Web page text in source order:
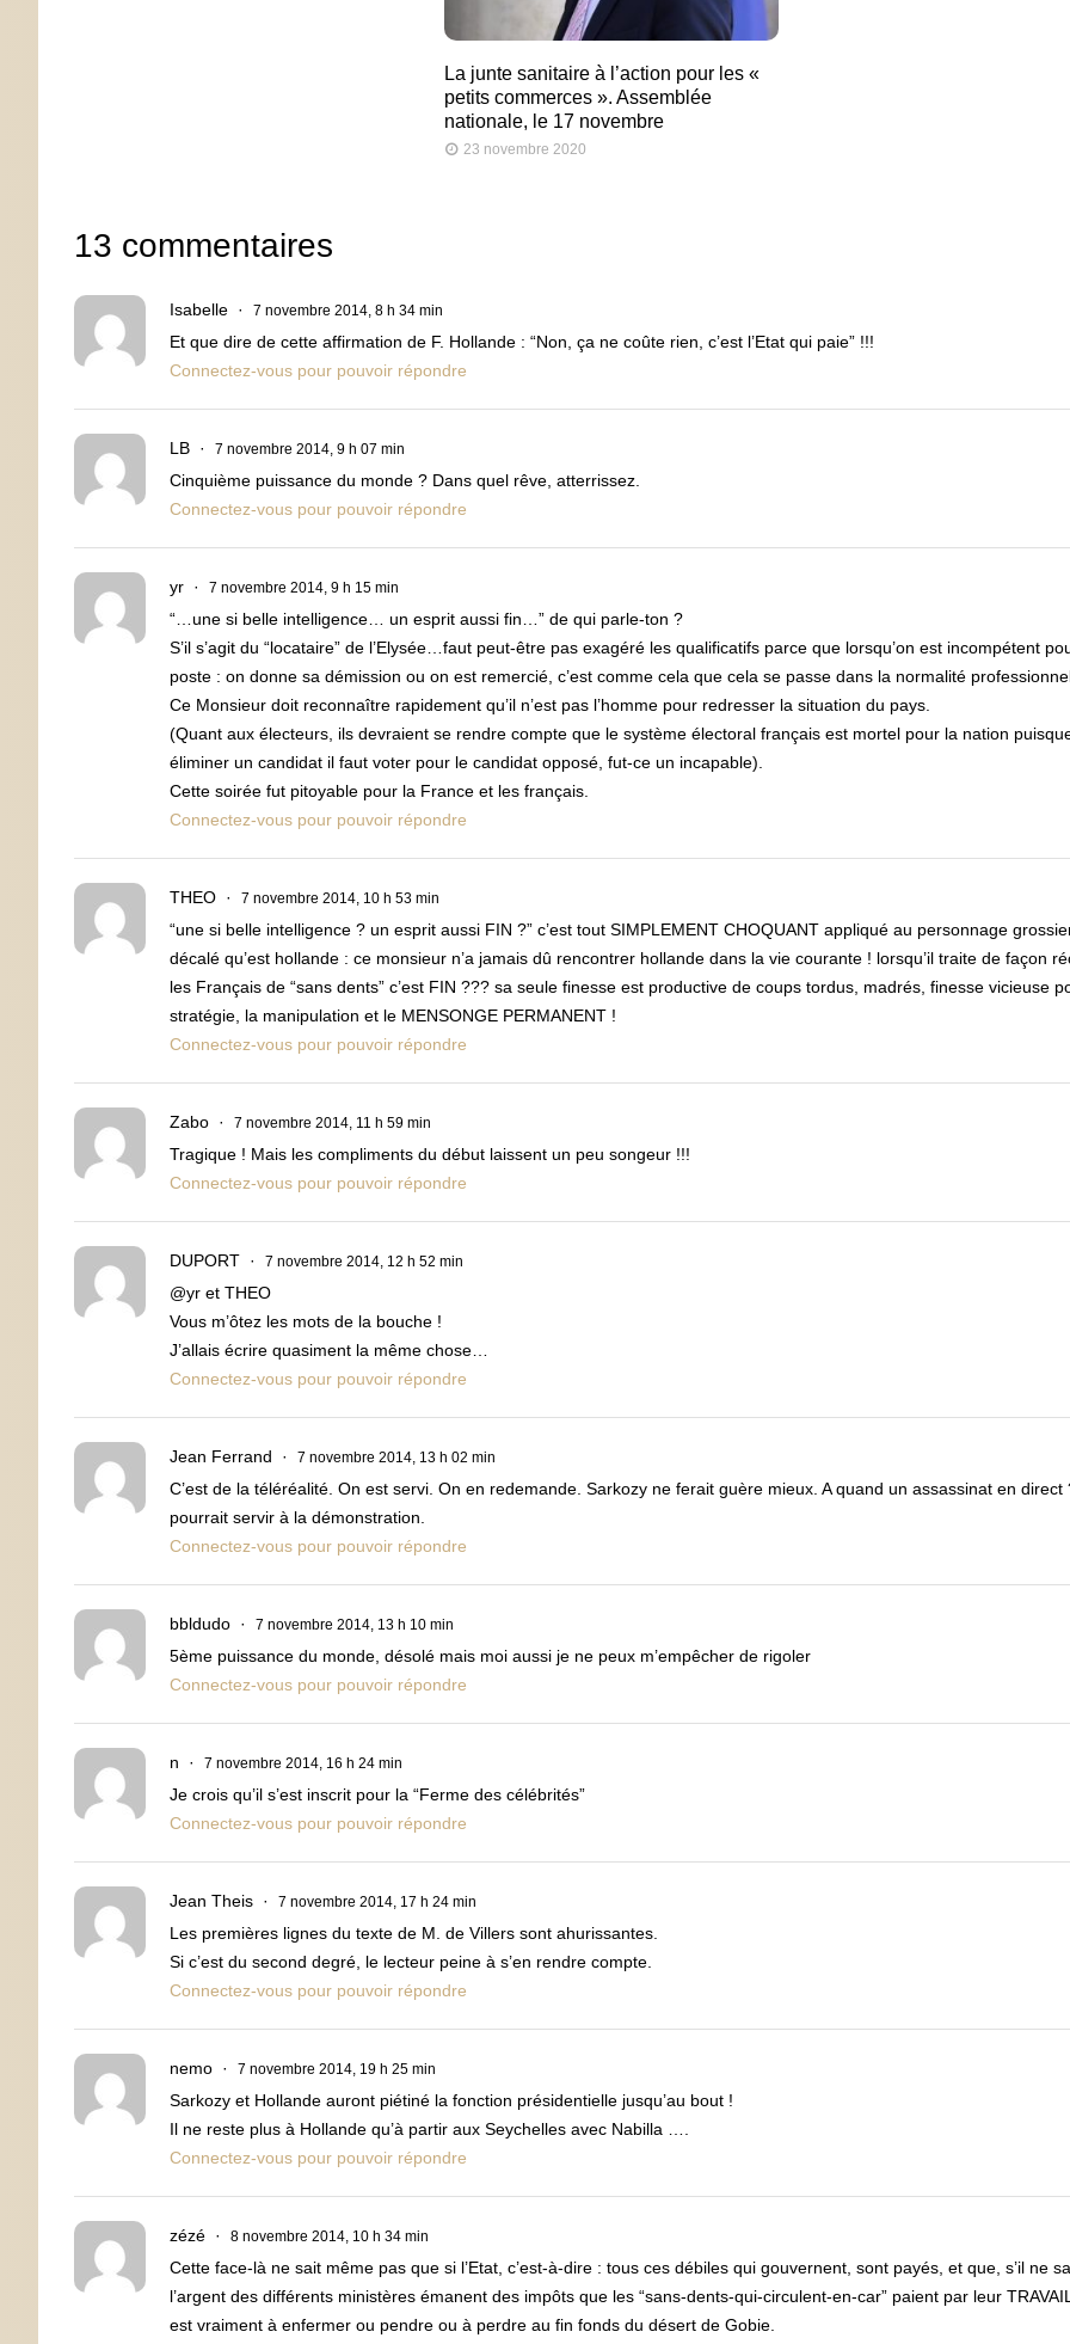
La junte sanitaire à l’action pour les «
petits commerces ». Assemblée
nationale, le 17 novembre
23 novembre 2020
13 commentaires
Isabelle 7 novembre 2014, 8 h 34 min
Et que dire de cette affirmation de F. Hollande : “Non, ça ne coûte rien, c’est l’Etat qui paie” !!!
Connectez-vous pour pouvoir répondre
LB 7 novembre 2014, 9 h 07 min
Cinquième puissance du monde ? Dans quel rêve, atterrissez.
Connectez-vous pour pouvoir répondre
yr 7 novembre 2014, 9 h 15 min
“…une si belle intelligence… un esprit aussi fin…” de qui parle-ton ?
S’il s’agit du “locataire” de l’Elysée…faut peut-être pas exagéré les qualificatifs parce que lorsqu’on est incompétent
poste : on donne sa démission ou on est remercié, c’est comme cela que cela se passe dans la normalité
Ce Monsieur doit reconnaître rapidement qu’il n’est pas l’homme pour redresser la situation du pays.
(Quant aux électeurs, ils devraient se rendre compte que le système électoral français est mortel pour la nation
éliminer un candidat il faut voter pour le candidat opposé, fut-ce un incapable).
Cette soirée fut pitoyable pour la France et les français.
Connectez-vous pour pouvoir répondre
THEO 7 novembre 2014, 10 h 53 min
“une si belle intelligence ? un esprit aussi FIN ?” c’est tout SIMPLEMENT CHOQUANT appliqué au personnage
décalé qu’est hollande : ce monsieur n’a jamais dû rencontrer hollande dans la vie courante ! lorsqu’il traite de façon
les Français de “sans dents” c’est FIN ??? sa seule finesse est productive de coups tordus, madrés, finesse vicieuse
stratégie, la manipulation et le MENSONGE PERMANENT !
Connectez-vous pour pouvoir répondre
Zabo 7 novembre 2014, 11 h 59 min
Tragique ! Mais les compliments du début laissent un peu songeur !!!
Connectez-vous pour pouvoir répondre
DUPORT 7 novembre 2014, 12 h 52 min
@yr et THEO
Vous m’ôtez les mots de la bouche !
J’allais écrire quasiment la même chose…
Connectez-vous pour pouvoir répondre
Jean Ferrand 7 novembre 2014, 13 h 02 min
C’est de la téléréalité. On est servi. On en redemande. Sarkozy ne ferait guère mieux. A quand un assassinat en direct
pourrait servir à la démonstration.
Connectez-vous pour pouvoir répondre
bbldudo 7 novembre 2014, 13 h 10 min
5ème puissance du monde, désolé mais moi aussi je ne peux m’empêcher de rigoler
Connectez-vous pour pouvoir répondre
n 7 novembre 2014, 16 h 24 min
Je crois qu’il s’est inscrit pour la “Ferme des célébrités”
Connectez-vous pour pouvoir répondre
Jean Theis 7 novembre 2014, 17 h 24 min
Les premières lignes du texte de M. de Villers sont ahurissantes.
Si c’est du second degré, le lecteur peine à s’en rendre compte.
Connectez-vous pour pouvoir répondre
nemo 7 novembre 2014, 19 h 25 min
Sarkozy et Hollande auront piétiné la fonction présidentielle jusqu’au bout !
Il ne reste plus à Hollande qu’à partir aux Seychelles avec Nabilla ….
Connectez-vous pour pouvoir répondre
zézé 8 novembre 2014, 10 h 34 min
Cette face-là ne sait même pas que si l’Etat, c’est-à-dire : tous ces débiles qui gouvernent, sont payés, et que, s’il ne
l’argent des différents ministères émanent des impôts que les “sans-dents-qui-circulent-en-car” paient par leur
est vraiment à enfermer ou pendre ou à perdre au fin fonds du désert de Gobie.